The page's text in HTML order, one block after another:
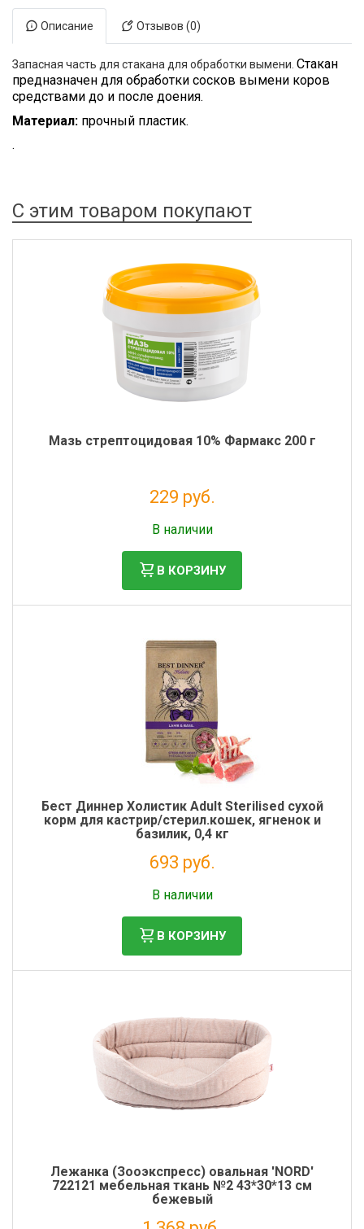
Описание Отзывов (0)
Запасная часть для стакана для обработки вымени. Стакан
предназначен для обработки сосков вымени коров
средствами до и после доения.
Материал: прочный пластик.
.
С этим товаром покупают
Мазь стрептоцидовая 10% Фармакс 200 г
229 руб.
В наличии
В КОРЗИНУ
Бест Диннер Холистик Adult Sterilised сухой
корм для кастрир/стерил.кошек, ягненок и
базилик, 0,4 кг
693 руб.
В наличии
В КОРЗИНУ
Лежанка (Зооэкспресс) овальная 'NORD'
722121 мебельная ткань №2 43*30*13 см
бежевый